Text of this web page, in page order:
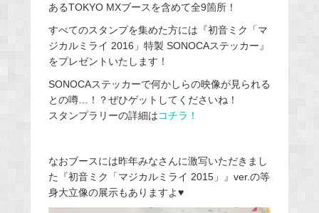
あるTOKYO MXブースを含めて全9箇所！
すべてのスタンプを集めた方には『初音ミク「マ
ジカルミライ 2016」特製 SONOCAステッカー』
をプレゼントいたします！
SONOCAステッカーで何かしらの映像が見られる
との噂…！？ぜひゲットしてくださいね！
スタンプラリーの詳細はコチラ！
なおブースには昨年みなさんに激写いただきまし
た『初音ミク「マジカルミライ 2015」』ver.の等
身大立像の展示もありますよ♥